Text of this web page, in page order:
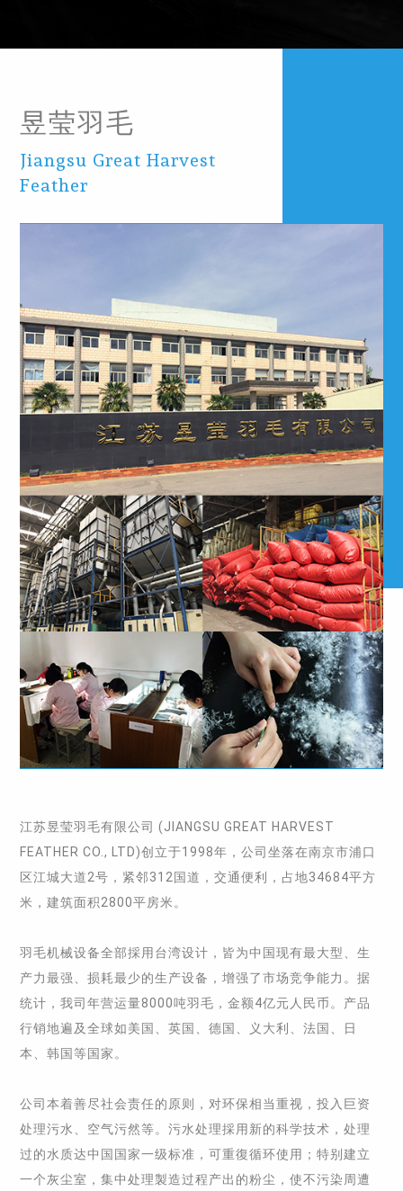
昱莹羽毛
Jiangsu Great Harvest
Feather
江苏昱莹羽毛有限公司 (JIANGSU GREAT HARVEST
FEATHER CO., LTD)创立于1998年，公司坐落在南京市浦口
区江城大道2号，紧邻312国道，交通便利，占地34684平方
米，建筑面积2800平房米。
羽毛机械设备全部採用台湾设计，皆为中国现有最大型、生
产力最强、损耗最少的生产设备，增强了市场竞争能力。据
统计，我司年营运量8000吨羽毛，金额4亿元人民币。产品
行销地遍及全球如美国、英国、德国、义大利、法国、日
本、韩国等国家。
公司本着善尽社会责任的原则，对环保相当重视，投入巨资
处理污水、空气污然等。污水处理採用新的科学技术，处理
过的水质达中国国家一级标准，可重復循环使用；特别建立
一个灰尘室，集中处理製造过程产出的粉尘，使不污染周遭